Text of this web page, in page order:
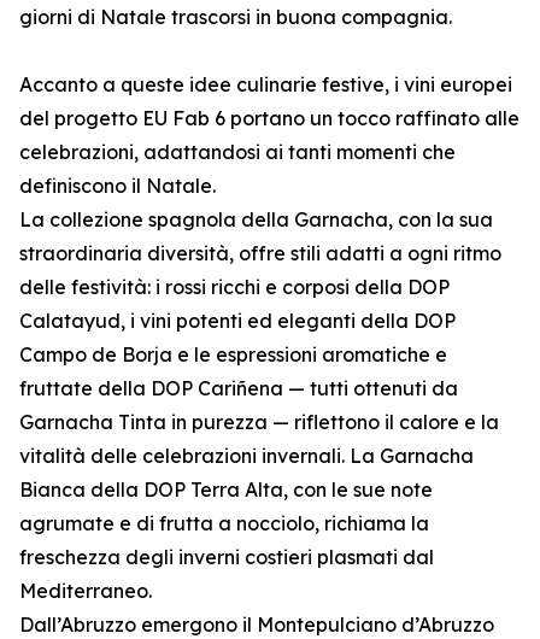
giorni di Natale trascorsi in buona compagnia.
Accanto a queste idee culinarie festive, i vini europei
del progetto EU Fab 6 portano un tocco raffinato alle
celebrazioni, adattandosi ai tanti momenti che
definiscono il Natale.
La collezione spagnola della Garnacha, con la sua
straordinaria diversità, offre stili adatti a ogni ritmo
delle festività: i rossi ricchi e corposi della DOP
Calatayud, i vini potenti ed eleganti della DOP
Campo de Borja e le espressioni aromatiche e
fruttate della DOP Cariñena — tutti ottenuti da
Garnacha Tinta in purezza — riflettono il calore e la
vitalità delle celebrazioni invernali. La Garnacha
Bianca della DOP Terra Alta, con le sue note
agrumate e di frutta a nocciolo, richiama la
freschezza degli inverni costieri plasmati dal
Mediterraneo.
Dall’Abruzzo emergono il Montepulciano d’Abruzzo